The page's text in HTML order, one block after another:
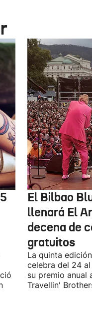
El Bilbao
llenará El
decena de
gratuitos
La quinta
celebra del 24
su premio anual
Travellin'